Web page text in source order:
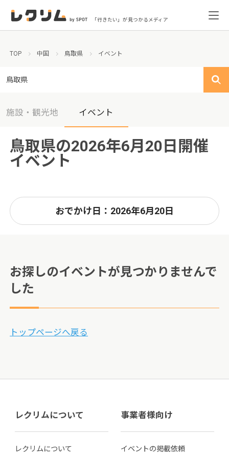
「行きたい」が見つかるメディア
TOP 中国 鳥取県 イベント
鳥取県
施設・観光地 イベント
鳥取県の2026年6月20日開催
イベント
おでかけ日：2026年6月20日
お探しのイベントが見つかりませんで
した
トップページへ戻る
レクリムについて
レクリムについて
事業者様向け
イベントの掲載依頼